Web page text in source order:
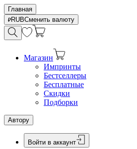
Главная
RUBСменить валюту
Магазин
Импринты
Бестселлеры
Бесплатные
Скидки
Подборки
Автору
Войти в аккаунт